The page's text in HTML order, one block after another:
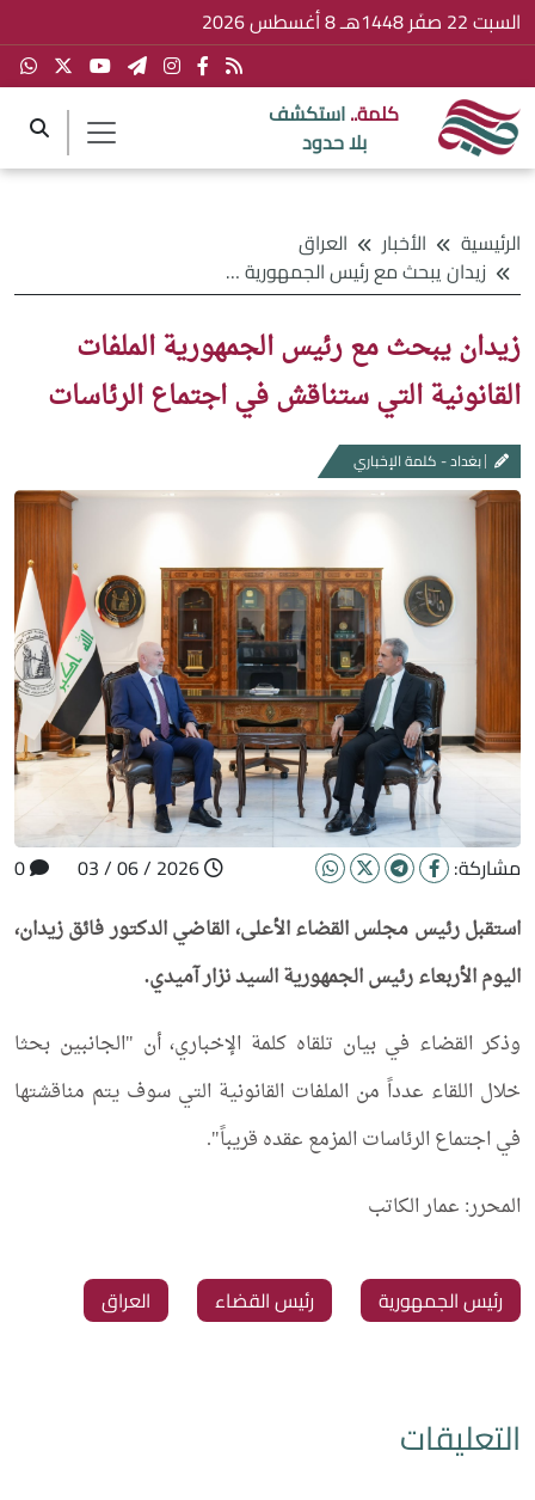
السبت 22 صفَر 1448هـ 8 أغسطس 2026
كلمة..استكشف
بلا حدود
الرئيسية الأخبار
العراق
زيدان يبحث مع رئيس الجمهورية الملفات القانونية التي ستناقش في اجتماع الرئاسات
زيدان يبحث مع رئيس الجمهورية الملفات
القانونية التي ستناقش في اجتماع الرئاسات
بغداد - كلمة الإخباري
مشاركة:
استقبل رئيس مجلس القضاء الأعلى، القاضي الدكتور فائق زيدان،
اليوم الأربعاء رئيس الجمهورية السيد نزار آميدي.
وذكر القضاء في بيان تلقاه كلمة الإخباري، أن "الجانبين بحثا
خلال اللقاء عدداً من الملفات القانونية التي سوف يتم مناقشتها
في اجتماع الرئاسات المزمع عقده قريباً".
المحرر: عمار الكاتب
‏رئيس الجمهورية ‏رئيس القضاء ‏العراق
التعليقات